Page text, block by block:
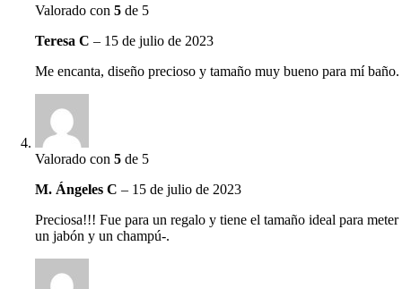
Valorado con5 de 5
Teresa C– 15 de julio de 2023
Me encanta, diseño precioso y tamaño muy bueno para mí baño.
Valorado con5 de 5
M. Ángeles C– 15 de julio de 2023
Preciosa!!! Fue para un regalo y tiene el tamaño ideal para meter
un jabón y un champú-.